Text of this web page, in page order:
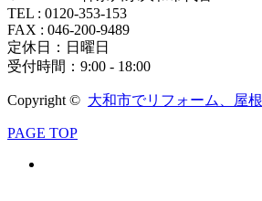
TEL : 0120-353-153
FAX : 046-200-9489
定休日：日曜日
受付時間：9:00 - 18:00
Copyright © 大和市でリフォーム、屋
PAGE TOP